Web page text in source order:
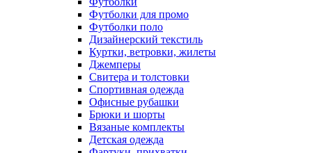
Футболки для промо
Футболки поло
Дизайнерский текстиль
Куртки, ветровки, жилеты
Джемперы
Свитера и толстовки
Спортивная одежда
Офисные рубашки
Брюки и шорты
Вязаные комплекты
Детская одежда